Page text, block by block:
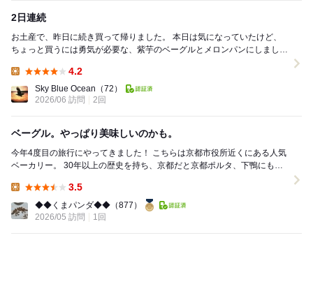
2日連続
お土産で、昨日に続き買って帰りました。 本日は気になっていたけど、
ちょっと買うには勇気が必要な、紫芋のベーグルとメロンパンにしまし
4.2
Sky Blue Ocean （72）
2026/06 訪問
2回
ベーグル。やっぱり美味しいのかも。
今年4度目の旅行にやってきました！ こちらは京都市役所近くにある人気
ベーカリー。 30年以上の歴史を持ち、京都だと京都ポルタ、下鴨にもあ
3.5
◆◆くまパンダ◆◆ （877）
2026/05 訪問
1回